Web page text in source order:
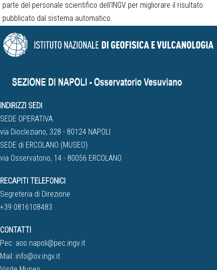
parte del personale scientifico dell’INGV per migliorare il risultato
pubblicato dal sistema automatico.
INDIRIZZI SEDI
SEDE OPERATIVA
via Diocleziano, 328 - 80124 NAPOLI
SEDE di ERCOLANO (MUSEO)
via Osservatorio, 14 - 80056 ERCOLANO
RECAPITI TELEFONICI
Segreteria di Direzione
+39 0816108483
CONTATTI
Pec: aoo.napoli@pec.ingv.it
Mail: info@ov.ingv.it